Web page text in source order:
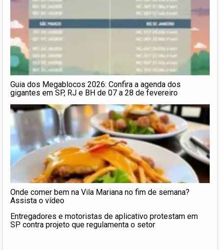
Guia dos Megablocos 2026: Confira a agenda dos
gigantes em SP, RJ e BH de 07 a 28 de fevereiro
Onde comer bem na Vila Mariana no fim de semana?
Assista o vídeo
Entregadores e motoristas de aplicativo protestam em
SP contra projeto que regulamenta o setor